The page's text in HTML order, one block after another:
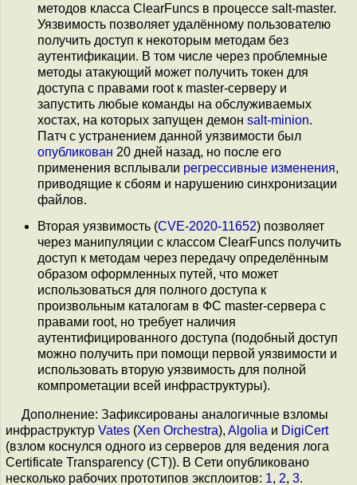
методов класса ClearFuncs в процессе salt-master.
Уязвимость позволяет удалённому пользователю
получить доступ к некоторым методам без
аутентификации. В том числе через проблемные
методы атакующий может получить токен для
доступа с правами root к master-серверу и
запустить любые команды на обслуживаемых
хостах, на которых запущен демон salt-minion.
Патч с устранением данной уязвимости был
опубликован 20 дней назад, но после его
применения всплывали регрессивные изменения,
приводящие к сбоям и нарушению синхронизации
файлов.
Вторая уязвимость (CVE-2020-11652) позволяет
через манипуляции с классом ClearFuncs получить
доступ к методам через передачу определённым
образом оформленных путей, что может
использоваться для полного доступа к
произвольным каталогам в ФС mastеr-сервера с
правами root, но требует наличия
аутентифицированного доступа (подобный доступ
можно получить при помощи первой уязвимости и
использовать вторую уязвимость для полной
компрометации всей инфраструктуры).
Дополнение: Зафиксированы аналогичные взломы
инфраструктур Vates (Xen Orchestra), Algolia и DigiCert
(взлом коснулся одного из серверов для ведения лога
Certificate Transparency (CT)). В Сети опубликовано
несколько рабочих прототипов эксплоитов: 1, 2, 3.